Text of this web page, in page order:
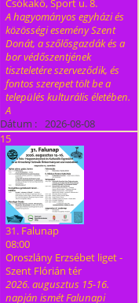
Csókakő, Sport u. 8.
A hagyományos egyházi és
közösségi esemény Szent
Donát, a szőlősgazdák és a
bor védőszentjének
tiszteletére szerveződik, és
fontos szerepet tölt be a
település kulturális életében.
A
Dátum : 2026-08-08
15
31. Falunap
08:00
Oroszlány Erzsébet liget -
Szent Flórián tér
2026. augusztus 15-16.
napján ismét Falunapi